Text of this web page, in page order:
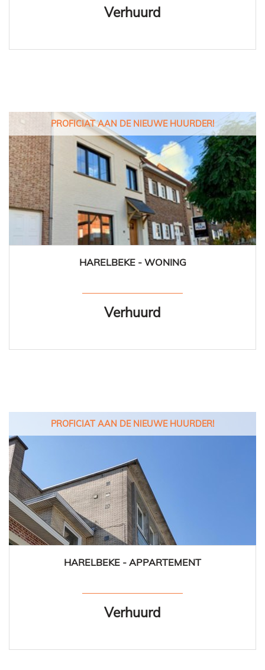
Verhuurd
PROFICIAT AAN DE NIEUWE HUURDER!
173 m² 3 1
HARELBEKE - WONING
Verhuurd
PROFICIAT AAN DE NIEUWE HUURDER!
91 m² 2 1 Ja
HARELBEKE - APPARTEMENT
Verhuurd